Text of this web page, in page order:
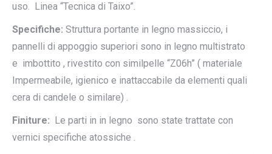
uso. Linea “Tecnica di Taixo”.
Specifiche: Struttura portante in legno massiccio, i
pannelli di appoggio superiori sono in legno multistrato
e imbottito , rivestito con similpelle “Z06h” ( materiale
Impermeabile, igienico e inattaccabile da elementi quali
cera di candele o similare) .
Finiture: Le parti in in legno sono state trattate con
vernici specifiche atossiche .